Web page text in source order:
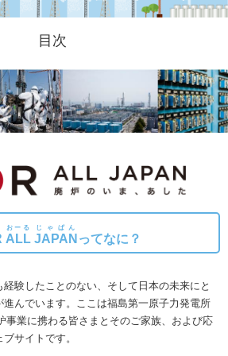
目次
ALL
おーる
JAPAN
じゃぱん
ってなに？
験したことのない、そして日本の未来にと
んでいます。 ここは福島第一原子力発電所
事業に携わる皆さまとそのご家族、および応
サイトです。